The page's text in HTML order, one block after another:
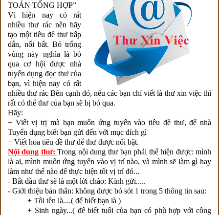
TOÁN TỔNG HỢP”
Vì hiện nay có rất
nhiều thư rác nên hãy
tạo một tiêu đề thư hấp
dẫn, nổi bất. Bỏ trống
vùng này nghĩa là bỏ
qua cơ hội được nhà
tuyển dụng đọc thư của
bạn, vì hiện nay có rất
nhiều thư rác Bên cạnh đó, nếu các bạn chỉ viết là thư xin việc thì
rất có thể thư của bạn sẽ bị bỏ qua.
Hãy:
+ Viết vị trị mà bạn muốn ứng tuyển vào tiêu đề thư, để nhà
Tuyển dụng biết bạn gửi đến với mục đích gì
+ Viết hoa tiêu đề thư để thư được nổi bật.
Nội dung thư:Trong nội dung thư bạn phải thể hiện được: mình
là ai, mình muốn ứng tuyển vào vị trí nào, và mình sẽ làm gì hay
làm như thế nào để thực hiện tốt vị trí đó...
- Bắt đầu thư sẽ là một lời chào: Kính gửi.....
- Giới thiệu bản thân: không được bỏ sót 1 trong 5 thông tin sau:
+ Tôi tên là....( để biết bạn là )
+ Sinh ngày...( để biết tuổi của bạn có phù hợp với công